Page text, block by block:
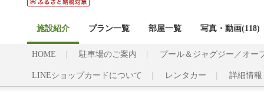
施設紹介 プラン一覧 部屋一覧 写真・動画(118)
HOME 駐車場のご案内 プール＆ジャグジー／オー
LINEショップカードについて レンタカー 詳細情報